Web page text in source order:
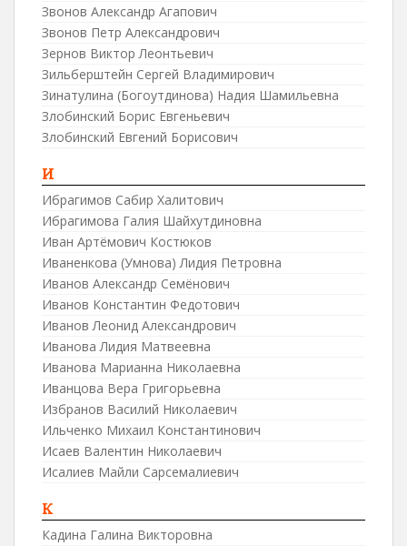
Звонов Александр Агапович
Звонов Петр Александрович
Зернов Виктор Леонтьевич
Зильберштейн Сергей Владимирович
Зинатулина (Богоутдинова) Надия Шамильевна
Злобинский Борис Евгеньевич
Злобинский Евгений Борисович
И
Ибрагимов Сабир Халитович
Ибрагимова Галия Шайхутдиновна
Иван Артёмович Костюков
Иваненкова (Умнова) Лидия Петровна
Иванов Александр Семёнович
Иванов Константин Федотович
Иванов Леонид Александрович
Иванова Лидия Матвеевна
Иванова Марианна Николаевна
Иванцова Вера Григорьевна
Избранов Василий Николаевич
Ильченко Михаил Константинович
Исаев Валентин Николаевич
Исалиев Майли Сарсемалиевич
К
Кадина Галина Викторовна